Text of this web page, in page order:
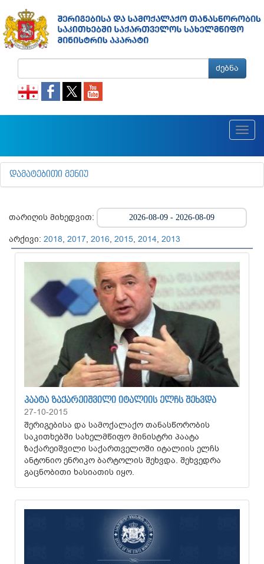
ძებნა
ᲓᲐᲛᲐᲢᲔᲑᲘᲗᲘ ᲛᲔᲜᲘᲣ
თარიღის მიხედვით:
არქივი: 2018, 2017, 2016, 2015, 2014, 2013
ᲞᲐᲐᲢᲐ ᲖᲐᲥᲐᲠᲔᲘᲨᲕᲘᲚᲘ ᲘᲢᲐᲚᲘᲘᲡ ᲔᲚᲩᲡ ᲨᲔᲮᲕᲓᲐ
27-10-2015
შერიგებისა და სამოქალაქო თანასწორობის
საკითხებში სახელმწიფო მინისტრი პაატა
ზაქარეიშვილი საქართველოში იტალიის ელჩს
ანტონიო ენრიკო ბარტოლის შეხვდა. შეხვედრა
გაცნობითი ხასიათის იყო.